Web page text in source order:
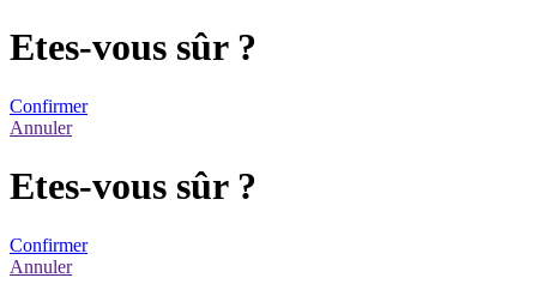
Etes-vous sûr ?
Confirmer
Annuler
Etes-vous sûr ?
Confirmer
Annuler